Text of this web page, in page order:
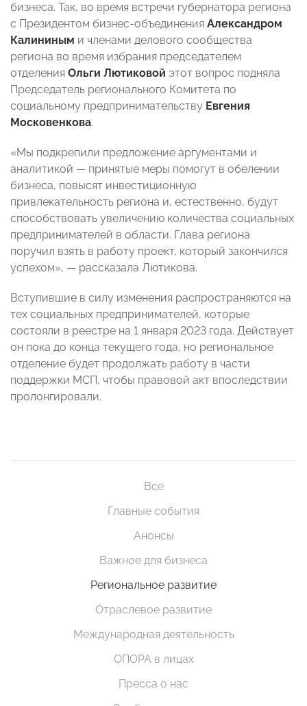
бизнеса. Так, во время встречи губернатора региона
с Президентом бизнес-объединения Александром
Калининым и членами делового сообщества
региона во время избрания председателем
отделения Ольги Лютиковой этот вопрос подняла
Председатель регионального Комитета по
социальному предпринимательству Евгения
Московенкова.
«Мы подкрепили предложение аргументами и
аналитикой — принятые меры помогут в обелении
бизнеса, повысят инвестиционную
привлекательность региона и, естественно, будут
способствовать увеличению количества социальных
предпринимателей в области. Глава региона
поручил взять в работу проект, который закончился
успехом», — рассказала Лютикова.
Вступившие в силу изменения распространяются на
тех социальных предпринимателей, которые
состояли в реестре на 1 января 2023 года. Действует
он пока до конца текущего года, но региональное
отделение будет продолжать работу в части
поддержки МСП, чтобы правовой акт впоследствии
пролонгировали.
Все
Главные события
Анонсы
Важное для бизнеса
Региональное развитие
Отраслевое развитие
Международная деятельность
ОПОРА в лицах
Пресса о нас